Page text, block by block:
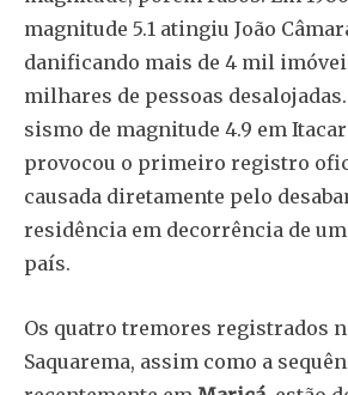
magnitude 5.1 atingiu João
danificando mais de 4 mil
milhares de pessoas desalojadas.
sismo de magnitude 4.9 em
provocou o primeiro registro
causada diretamente pelo
residência em decorrência de
país.
Os quatro tremores registrados
Saquarema, assim como a